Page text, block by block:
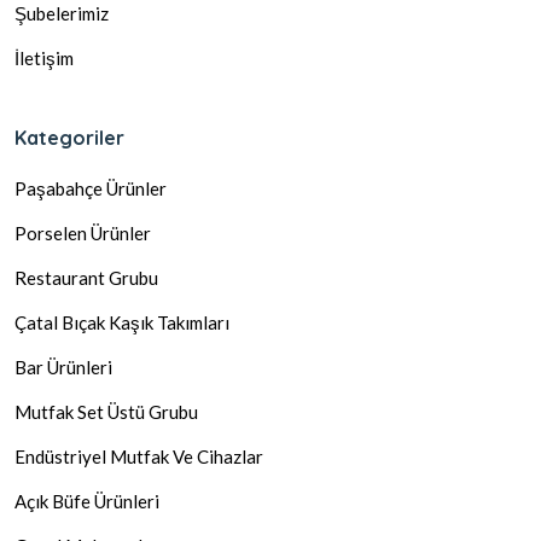
Şubelerimiz
İletişim
Kategoriler
Paşabahçe Ürünler
Porselen Ürünler
Restaurant Grubu
Çatal Bıçak Kaşık Takımları
Bar Ürünleri
Mutfak Set Üstü Grubu
Endüstriyel Mutfak Ve Cihazlar
Açık Büfe Ürünleri